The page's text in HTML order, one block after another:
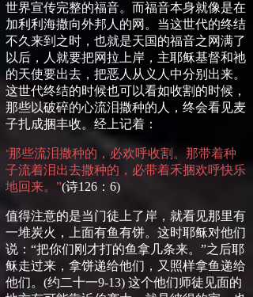
世界宣传完整的福音。而福音本身就像是在
加利利海撒向外邦人的网。 当这世代的终结
不久 来到之时，也就是天国的福音之网满了
以后，人就要把网拉上岸，主耶稣基督和祂
的天使要出去，把恶人从义人中分别出来。
这世代终结的时候也可以看如收割的时候，
那些以破碎的心流泪撒种的人，终会看见麦
子扎成捆丰收。 经上记着：
“那些流泪撒种的，必欢呼收割。那带着种
子流着泪出去撒种的，必带着禾捆欢呼快乐
地回来。”(诗126 ： 6)
值得注意的是当门徒上了岸，就看见那里有
一堆炭火，上面有鱼有饼。这时耶稣对他们
说： “把你们刚才打的鱼拿几条来。 ”之后耶
稣走过来，拿饼递给他们，又照样拿鱼递给
他们。 (约二十一9-13) 这个他们师徒见面的